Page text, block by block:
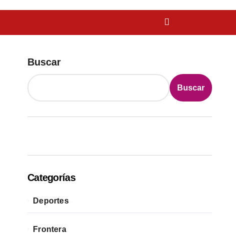
Buscar
Buscar
Categorías
Deportes
Frontera